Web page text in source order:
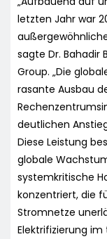
letzten Jahr war
sagte Dr. Bahadir
Group. „Die
rasante Ausbau
deutlichen
Diese Leistung
globale
systemkritische
konzentriert, die
Stromnetze
Elektrifizierung